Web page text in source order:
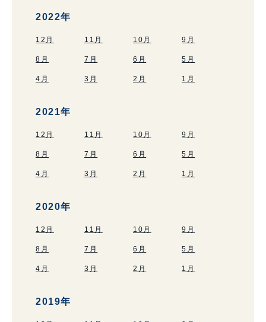
2022年
12月 11月 10月 9月
8月 7月 6月 5月
4月 3月 2月 1月
2021年
12月 11月 10月 9月
8月 7月 6月 5月
4月 3月 2月 1月
2020年
12月 11月 10月 9月
8月 7月 6月 5月
4月 3月 2月 1月
2019年